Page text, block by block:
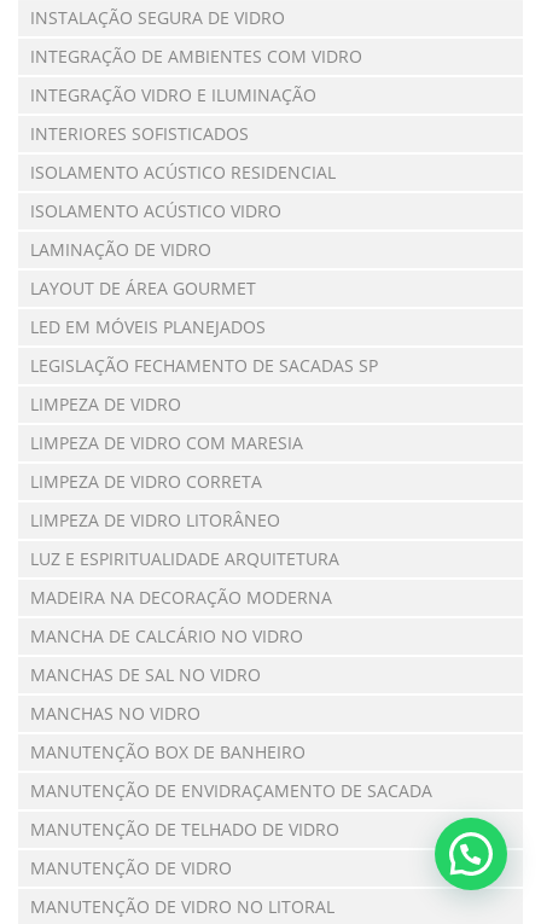
INSTALAÇÃO SEGURA DE VIDRO
INTEGRAÇÃO DE AMBIENTES COM VIDRO
INTEGRAÇÃO VIDRO E ILUMINAÇÃO
INTERIORES SOFISTICADOS
ISOLAMENTO ACÚSTICO RESIDENCIAL
ISOLAMENTO ACÚSTICO VIDRO
LAMINAÇÃO DE VIDRO
LAYOUT DE ÁREA GOURMET
LED EM MÓVEIS PLANEJADOS
LEGISLAÇÃO FECHAMENTO DE SACADAS SP
LIMPEZA DE VIDRO
LIMPEZA DE VIDRO COM MARESIA
LIMPEZA DE VIDRO CORRETA
LIMPEZA DE VIDRO LITORÂNEO
LUZ E ESPIRITUALIDADE ARQUITETURA
MADEIRA NA DECORAÇÃO MODERNA
MANCHA DE CALCÁRIO NO VIDRO
MANCHAS DE SAL NO VIDRO
MANCHAS NO VIDRO
MANUTENÇÃO BOX DE BANHEIRO
MANUTENÇÃO DE ENVIDRAÇAMENTO DE SACADA
MANUTENÇÃO DE TELHADO DE VIDRO
MANUTENÇÃO DE VIDRO
MANUTENÇÃO DE VIDRO NO LITORAL